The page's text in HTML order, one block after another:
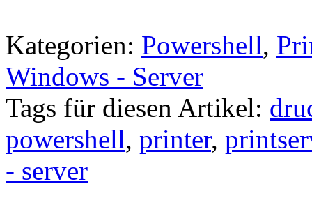
Kategorien: Powershell,
Windows - Server
Tags für diesen Artikel:
powershell, printer,
- server